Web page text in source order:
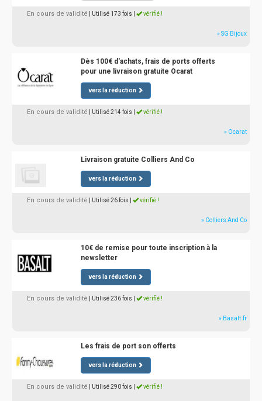
En cours de validité | Utilisé 173 fois vérifié !
» SG Bijoux
Dès 100€ d'achats, frais de ports offerts
pour une livraison gratuite Ocarat
vers la réduction
En cours de validité | Utilisé 214 fois vérifié !
» Ocarat
Livraison gratuite Colliers And Co
vers la réduction
En cours de validité | Utilisé 26 fois vérifié !
» Colliers And Co
10€ de remise pour toute inscription à la
newsletter
vers la réduction
En cours de validité | Utilisé 236 fois vérifié !
» Basalt.fr
Les frais de port son offerts
vers la réduction
En cours de validité | Utilisé 290 fois vérifié !